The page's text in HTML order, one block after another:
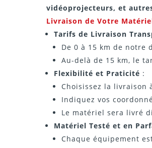
vidéoprojecteurs, et
Livraison de Votre
Tarifs de Livraison
De 0 à 15 km de
Au-delà de 15 km, le
Flexibilité et Praticité :
Choisissez la livraison
Indiquez vos
Le matériel sera livré
Matériel Testé et en
Chaque équipement